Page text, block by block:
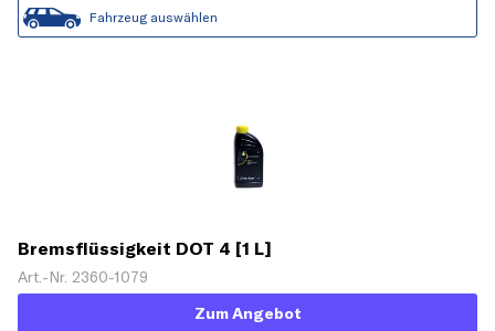
Fahrzeug auswählen
Bremsflüssigkeit DOT 4 [1 L]
Art.-Nr. 2360-1079
Zum Angebot